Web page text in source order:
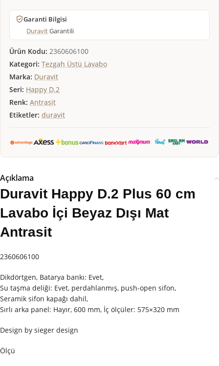
Garanti Bilgisi
DuravitGarantili
Ürün Kodu: 2360606100
Kategori: Tezgah Üstü Lavabo
Marka: Duravit
Seri: Happy D.2
Renk: Antrasit
Etiketler: duravit
Açıklama
Duravit Happy D.2 Plus 60 cm
Lavabo İçi Beyaz Dışı Mat
Antrasit
2360606100
Dikdörtgen, Batarya bankı: Evet,
Su taşma deliği: Evet, perdahlanmış, push-open sifon,
Seramik sifon kapağı dahil,
Sırlı arka panel: Hayır, 600 mm, İç ölçüler: 575×320 mm
Design by sieger design
Ölçü